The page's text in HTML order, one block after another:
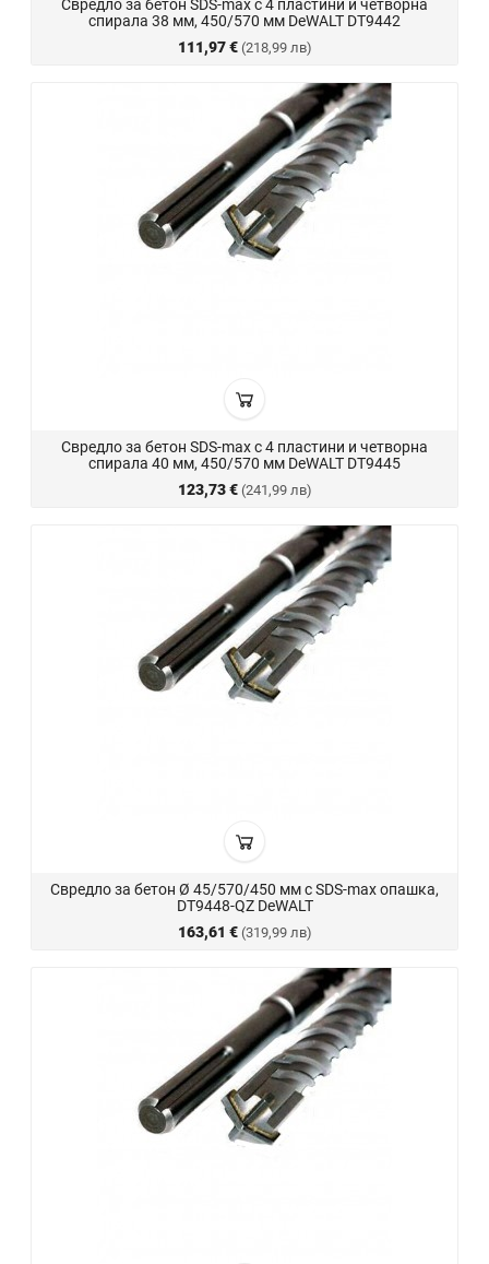
Свредло за бетон SDS-max с 4 пластини и четворна
спирала 38 мм, 450/570 мм DeWALT DT9442
111,97 € (218,99 лв)
Свредло за бетон SDS-max с 4 пластини и четворна
спирала 40 мм, 450/570 мм DeWALT DT9445
123,73 € (241,99 лв)
Свредло за бетон Ø 45/570/450 мм с SDS-max опашка,
DT9448-QZ DeWALT
163,61 € (319,99 лв)